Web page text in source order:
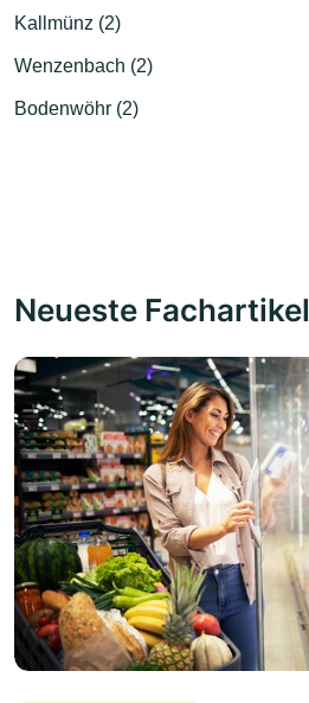
Kallmünz (2)
Wenzenbach (2)
Bodenwöhr (2)
Neueste Fachartikel